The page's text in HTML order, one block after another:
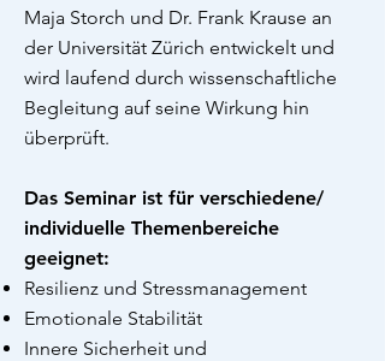
Maja Storch und Dr. Frank Krause an
der Universität Zürich entwickelt und
wird laufend durch wissenschaftliche
Begleitung auf seine Wirkung hin
überprüft.
Das Seminar ist für verschiedene/
individuelle Themenbereiche
geeignet:
Resilienz und Stressmanagement
Emotionale Stabilität
Innere Sicherheit und